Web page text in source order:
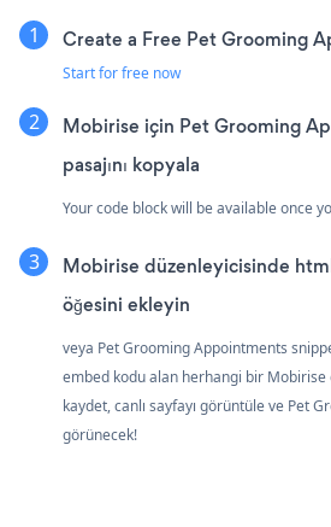
Create a Free Pet Grooming
Start for free now
Mobirise için Pet Grooming
pasajını kopyala
Your code block will be available once
Mobirise düzenleyicisinde
öğesini ekleyin
veya Pet Grooming Appointments
embed kodu alan herhangi bir Mobirise
kaydet, canlı sayfayı görüntüle ve Pet
görünecek!